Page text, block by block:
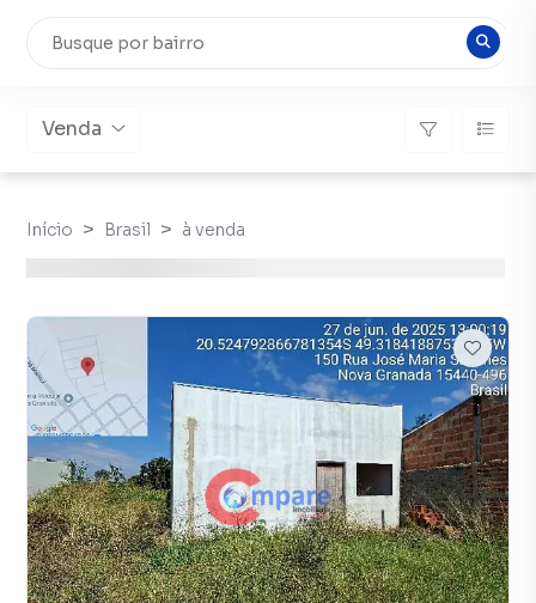
Venda
Início Brasil à venda